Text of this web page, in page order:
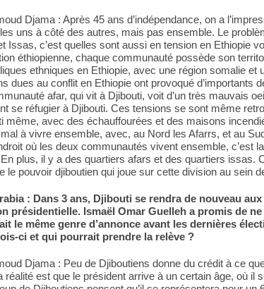
Djama : Après 45 ans d’indépendance, on a
uns à côté des autres, mais pas ensemble. Le
Issas, c’est quelles sont aussi en tension en Ethiopie
éthiopienne, chaque communauté possède son
ethniques en Ethiopie, avec une région somalie et
dues au conflit en Ethiopie ont provoqué d’importants
afar, qui vit à Djibouti, voit d’un très mauvais
se réfugier à Djibouti. Ces tensions se sont même
même, avec des échauffourées et des maisons
à vivre ensemble, avec, au Nord les Afarrs, et au
où les deux communautés vivent ensemble, c’est
plus, il y a des quartiers afars et des quartiers issas.
le pouvoir djiboutien qui joue sur cette division au sein
: Dans 3 ans, Djibouti se rendra de nouveau
présidentielle. Ismaël Omar Guelleh a promis de
le même genre d’annonce avant les dernières
ci et qui pourrait prendre la relève ?
Djama : Peu de Djiboutiens donne du crédit à ce
réalité est que le président arrive à un certain âge, où il